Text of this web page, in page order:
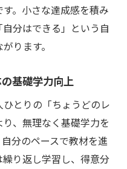
。小さな達成感を積み
分はできる」という自
ります。
基礎学力向上
とりの「ちょうどのレ
、無理なく基礎学力を
分のペースで教材を進
り返し学習し、得意分